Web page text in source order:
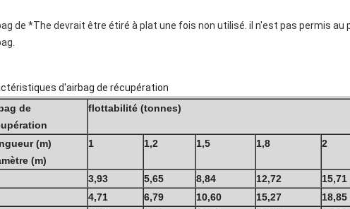
de *The devrait être étiré à plat une fois non utilisé. il n'est pas permis
d'airbag de récupération
de
flottabilité (tonnes)
(m)
(m)
1 1,2 1,5 1,8 2
3,93 5,65 8,84 12,72
15,71
4,71 6,79 10,60 15,27
18,85